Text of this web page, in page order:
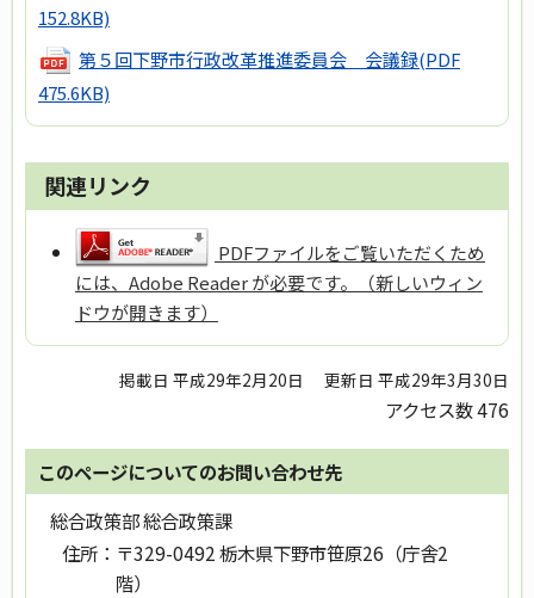
152.8KB)
第５回下野市行政改革推進委員会 会議録(PDF
475.6KB)
関連リンク
PDFファイルをご覧いただくため
には、Adobe Reader が必要です。（新しいウィン
ドウが開きます）
掲載日 平成29年2月20日 更新日 平成29年3月30日
アクセス数476
このページについてのお問い合わせ先
総合政策部 総合政策課
住所： 〒329-0492 栃木県下野市笹原26（庁舎2
階）